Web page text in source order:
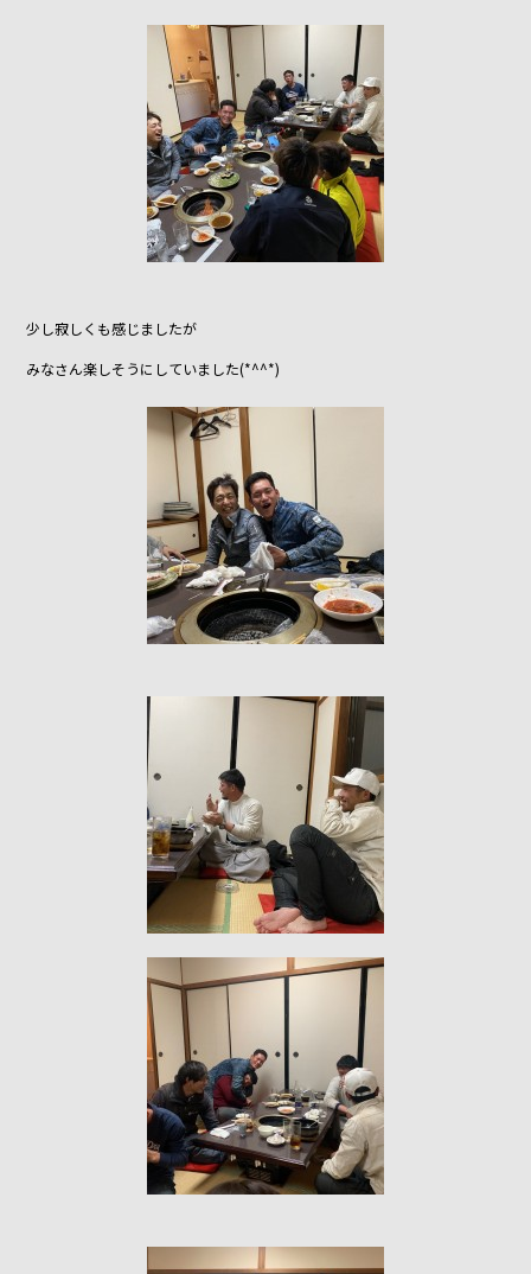
少し寂しくも感じましたが
みなさん楽しそうにしていました(*^^*)